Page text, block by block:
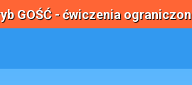
GOŚĆ- ćwiczenia